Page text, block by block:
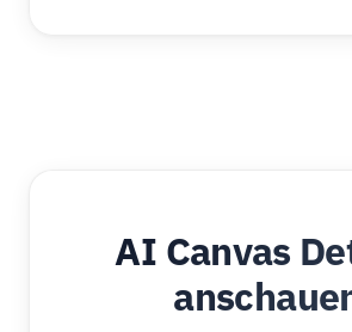
AI Canvas